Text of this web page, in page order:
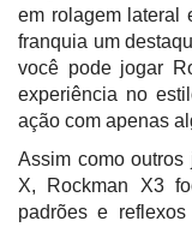
em rolagem lateral
franquia um
você pode jogar
experiência no
ação com apenas
Assim como
X, Rockman X3
padrões e